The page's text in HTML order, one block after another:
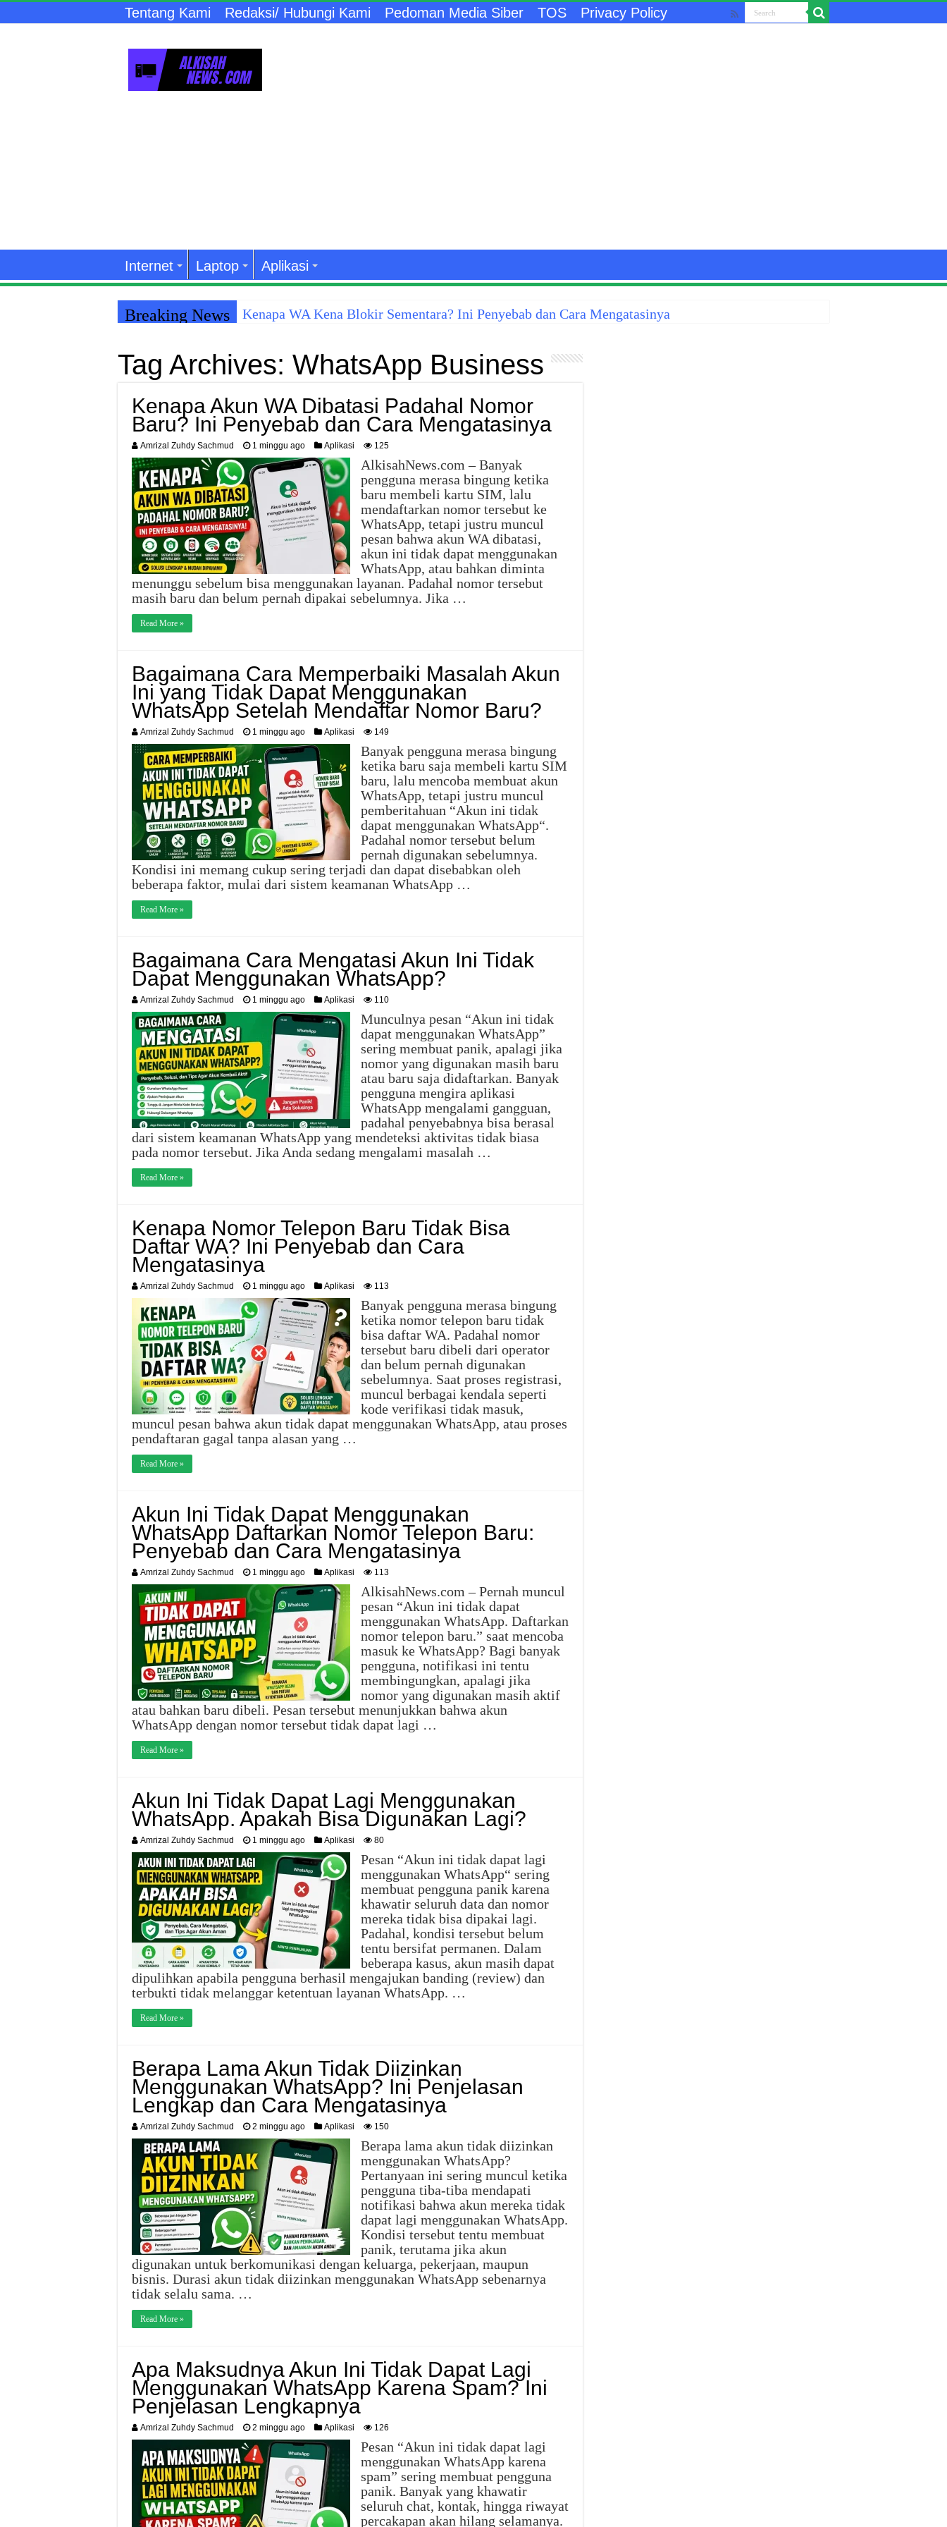
Tentang Kami Redaksi/ Hubungi Kami Pedoman Media Siber TOS Privacy Policy
Internet Laptop Aplikasi
Breaking News Kenapa WA Kena Blokir Sementara? Ini Penyebab dan Cara Mengatasinya
Tag Archives: WhatsApp Business
Kenapa Akun WA Dibatasi Padahal Nomor
Baru? Ini Penyebab dan Cara Mengatasinya
Amrizal Zuhdy Sachmud 1 minggu ago Aplikasi 125
AlkisahNews.com – Banyak
pengguna merasa bingung ketika
baru membeli kartu SIM, lalu
mendaftarkan nomor tersebut ke
WhatsApp, tetapi justru muncul
pesan bahwa akun WA dibatasi,
akun ini tidak dapat menggunakan
WhatsApp, atau bahkan diminta
menunggu sebelum bisa menggunakan layanan. Padahal nomor tersebut
masih baru dan belum pernah dipakai sebelumnya. Jika …
Read More »
Bagaimana Cara Memperbaiki Masalah Akun
Ini yang Tidak Dapat Menggunakan
WhatsApp Setelah Mendaftar Nomor Baru?
Amrizal Zuhdy Sachmud 1 minggu ago Aplikasi 149
Banyak pengguna merasa bingung
ketika baru saja membeli kartu SIM
baru, lalu mencoba membuat akun
WhatsApp, tetapi justru muncul
pemberitahuan “Akun ini tidak
dapat menggunakan WhatsApp“.
Padahal nomor tersebut belum
pernah digunakan sebelumnya.
Kondisi ini memang cukup sering terjadi dan dapat disebabkan oleh
beberapa faktor, mulai dari sistem keamanan WhatsApp …
Read More »
Bagaimana Cara Mengatasi Akun Ini Tidak
Dapat Menggunakan WhatsApp?
Amrizal Zuhdy Sachmud 1 minggu ago Aplikasi 110
Munculnya pesan “Akun ini tidak
dapat menggunakan WhatsApp”
sering membuat panik, apalagi jika
nomor yang digunakan masih baru
atau baru saja didaftarkan. Banyak
pengguna mengira aplikasi
WhatsApp mengalami gangguan,
padahal penyebabnya bisa berasal
dari sistem keamanan WhatsApp yang mendeteksi aktivitas tidak biasa
pada nomor tersebut. Jika Anda sedang mengalami masalah …
Read More »
Kenapa Nomor Telepon Baru Tidak Bisa
Daftar WA? Ini Penyebab dan Cara
Mengatasinya
Amrizal Zuhdy Sachmud 1 minggu ago Aplikasi 113
Banyak pengguna merasa bingung
ketika nomor telepon baru tidak
bisa daftar WA. Padahal nomor
tersebut baru dibeli dari operator
dan belum pernah digunakan
sebelumnya. Saat proses registrasi,
muncul berbagai kendala seperti
kode verifikasi tidak masuk,
muncul pesan bahwa akun tidak dapat menggunakan WhatsApp, atau proses
pendaftaran gagal tanpa alasan yang …
Read More »
Akun Ini Tidak Dapat Menggunakan
WhatsApp Daftarkan Nomor Telepon Baru:
Penyebab dan Cara Mengatasinya
Amrizal Zuhdy Sachmud 1 minggu ago Aplikasi 113
AlkisahNews.com – Pernah muncul
pesan “Akun ini tidak dapat
menggunakan WhatsApp. Daftarkan
nomor telepon baru.” saat mencoba
masuk ke WhatsApp? Bagi banyak
pengguna, notifikasi ini tentu
membingungkan, apalagi jika
nomor yang digunakan masih aktif
atau bahkan baru dibeli. Pesan tersebut menunjukkan bahwa akun
WhatsApp dengan nomor tersebut tidak dapat lagi …
Read More »
Akun Ini Tidak Dapat Lagi Menggunakan
WhatsApp. Apakah Bisa Digunakan Lagi?
Amrizal Zuhdy Sachmud 1 minggu ago Aplikasi 80
Pesan “Akun ini tidak dapat lagi
menggunakan WhatsApp“ sering
membuat pengguna panik karena
khawatir seluruh data dan nomor
mereka tidak bisa dipakai lagi.
Padahal, kondisi tersebut belum
tentu bersifat permanen. Dalam
beberapa kasus, akun masih dapat
dipulihkan apabila pengguna berhasil mengajukan banding (review) dan
terbukti tidak melanggar ketentuan layanan WhatsApp. …
Read More »
Berapa Lama Akun Tidak Diizinkan
Menggunakan WhatsApp? Ini Penjelasan
Lengkap dan Cara Mengatasinya
Amrizal Zuhdy Sachmud 2 minggu ago Aplikasi 150
Berapa lama akun tidak diizinkan
menggunakan WhatsApp?
Pertanyaan ini sering muncul ketika
pengguna tiba-tiba mendapati
notifikasi bahwa akun mereka tidak
dapat lagi menggunakan WhatsApp.
Kondisi tersebut tentu membuat
panik, terutama jika akun
digunakan untuk berkomunikasi dengan keluarga, pekerjaan, maupun
bisnis. Durasi akun tidak diizinkan menggunakan WhatsApp sebenarnya
tidak selalu sama. …
Read More »
Apa Maksudnya Akun Ini Tidak Dapat Lagi
Menggunakan WhatsApp Karena Spam? Ini
Penjelasan Lengkapnya
Amrizal Zuhdy Sachmud 2 minggu ago Aplikasi 126
Pesan “Akun ini tidak dapat lagi
menggunakan WhatsApp karena
spam” sering membuat pengguna
panik. Banyak yang khawatir
seluruh chat, kontak, hingga riwayat
percakapan akan hilang selamanya.